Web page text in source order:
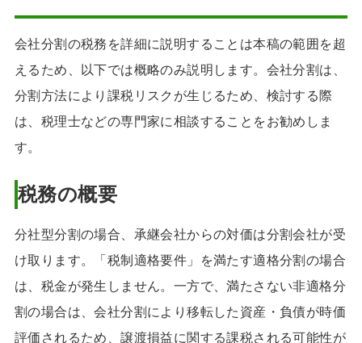
会社分割の税務を詳細に説明することは本稿の範囲を超
えるため、以下では概略のみ説明します。会社分割は、
分割方法により課税リスクが生じるため、検討する際
は、税理士などの専門家に相談することをお勧めしま
す。
税務の概要
分社型分割の場合、承継会社からの対価は分割会社が受
け取ります。「税制適格要件」を満たす適格分割の場合
は、税金が発生しません。一方で、満たさない非適格分
割の場合は、会社分割により移転した資産・負債が時価
評価されるため、譲渡損益に関する課税される可能性が